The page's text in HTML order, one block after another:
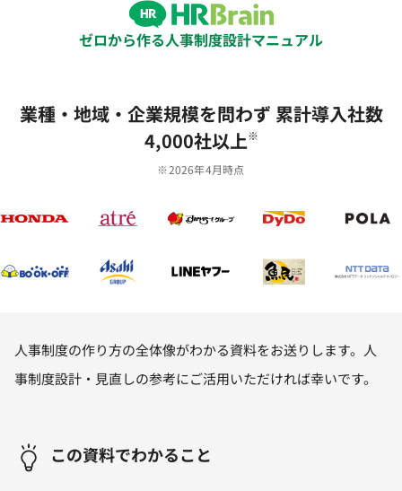
ゼロから作る人事制度設計マニュアル
業種‧地域‧企業規模を問わず 累計導⼊社数
4,000社以上※
※2026年4月時点
人事制度の作り方の全体像がわかる資料をお送りします。⼈
事制度設計・⾒直しの参考にご活⽤いただければ幸いです。
この資料でわかること